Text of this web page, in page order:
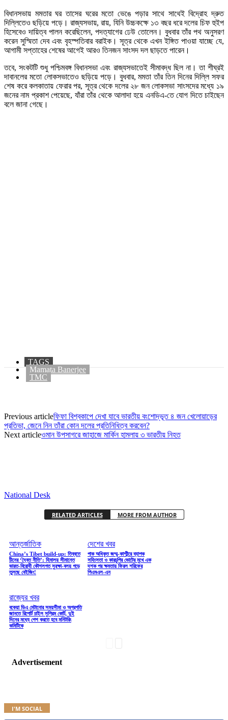
বিধানসভায় মমতার ঘর তাসের ঘরের মতো ভেঙে পড়ার সাথে সাথেই বিদ্রোহ দ্রুত
দিল্লিতেও ছড়িয়ে পড়ে। রাজ্যসভায়, রায়, যিনি উচ্চকক্ষে ১৩ বছর ধরে দলের চিফ হুইপ
হিসেবেও দায়িত্ব পালন করেছিলেন, পদত্যাগের ঢেউ তোলেন। বুধবার তাঁর পথ অনুসরণ
করেন সুস্মিতা দেব এবং বৃহস্পতিবার বরাইক। সূত্র থেকে এখন ইঙ্গিত পাওয়া যাচ্ছে যে,
আগামী সপ্তাহের শেষের আগেই আরও তিনজন সাংসদ দল ছাড়তে পারেন।
তবে, সংকটটি শুধু পশ্চিমবঙ্গ বিধানসভা এবং রাজ্যসভাতেই সীমাবদ্ধ ছিল না। তা শীঘ্রই
দাবানলের মতো লোকসভাতেও ছড়িয়ে পড়ে। বুধবার, মমতা তাঁর তিন দিনের দিল্লি সফর
শেষ করে কলকাতায় ফেরার পর, সূত্র থেকে দলের ২৮ জন লোকসভা সাংসদের মধ্যে ১৯
জনের নাম প্রকাশ পেয়েছে, যাঁরা তাঁর থেকে আলাদা হয়ে এনডিএ-তে যোগ দিতে চাইছেন
বলে জানা গেছে।
TAGS
Mamata Banerjee
TMC
Previous articleফিফা বিশ্বকাপে দেখা যাবে ভারতীয় বংশোদ্ভূত ৪ জন খেলোয়াড়ের
প্রতিভা, জেনে নিন তাঁরা কোন দলের প্রতিনিধিত্ব করবেন?
Next articleওমান উপসাগরে জাহাজে মার্কিন হামলায় ৩ ভারতীয় নিহত
National Desk
RELATED ARTICLES MORE FROM AUTHOR
আন্তর্জাতিক
China’s Tibet build-up: তিব্বতে
চীনের ‘দ্বৈত নীতি’: হিমালয় সীমান্তে
ভারত-বিরোধী কৌশলগত সুরক্ষা-বলয় গড়ে
তুলছে বেইজিং!
দেশের খবর
পাক অধিকৃত জম্মু-কাশ্মীরে ব্যাপক
সহিংসতা ও কারচুপির ভোটের মুখে এক
দশক পর ক্ষমতায় ফিরল শরিফের
পিএমএল-এন
রাজ্যের খবর
বকেয়া ডিএ মেটানোর সময়সীমা ও অগ্রগতি
জানতে রিপোর্ট চাইল সুপ্রিম কোর্ট, দুই
দিনের মধ্যে পেশ করতে হবে মনিটরিং
কমিটিকে
Advertisement
I'M SOCIAL